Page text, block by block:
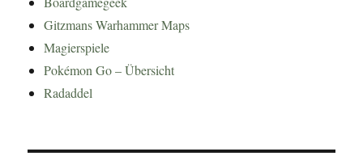
Gitzmans Warhammer Maps
Magierspiele
Pokémon Go – Übersicht
Radaddel